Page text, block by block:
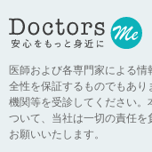
医師および各専門家による
全性を保証するものでもあ
機関等を受診してください
ついて、当社は一切の責任を
お願いいたします。